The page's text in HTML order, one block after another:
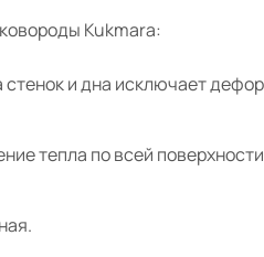
Kukmara:
стенок и дна исключает
тепла по всей